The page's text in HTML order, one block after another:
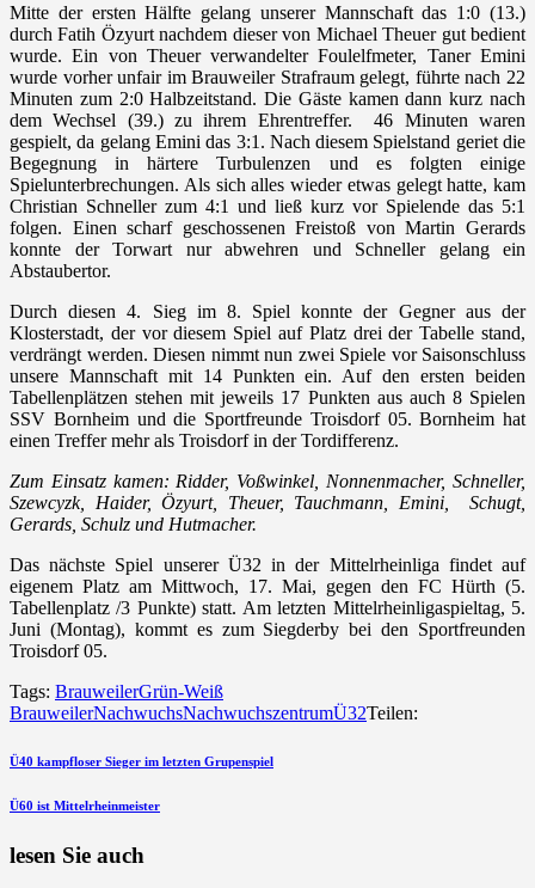
Mitte der ersten Hälfte gelang unserer Mannschaft das 1:0 (13.)
durch Fatih Özyurt nachdem dieser von Michael Theuer gut bedient
wurde. Ein von Theuer verwandelter Foulelfmeter, Taner Emini
wurde vorher unfair im Brauweiler Strafraum gelegt, führte nach 22
Minuten zum 2:0 Halbzeitstand. Die Gäste kamen dann kurz nach
dem Wechsel (39.) zu ihrem Ehrentreffer. 46 Minuten waren
gespielt, da gelang Emini das 3:1. Nach diesem Spielstand geriet die
Begegnung in härtere Turbulenzen und es folgten einige
Spielunterbrechungen. Als sich alles wieder etwas gelegt hatte, kam
Christian Schneller zum 4:1 und ließ kurz vor Spielende das 5:1
folgen. Einen scharf geschossenen Freistoß von Martin Gerards
konnte der Torwart nur abwehren und Schneller gelang ein
Abstaubertor.
Durch diesen 4. Sieg im 8. Spiel konnte der Gegner aus der
Klosterstadt, der vor diesem Spiel auf Platz drei der Tabelle stand,
verdrängt werden. Diesen nimmt nun zwei Spiele vor Saisonschluss
unsere Mannschaft mit 14 Punkten ein. Auf den ersten beiden
Tabellenplätzen stehen mit jeweils 17 Punkten aus auch 8 Spielen
SSV Bornheim und die Sportfreunde Troisdorf 05. Bornheim hat
einen Treffer mehr als Troisdorf in der Tordifferenz.
Zum Einsatz kamen: Ridder, Voßwinkel, Nonnenmacher, Schneller,
Szewcyzk, Haider, Özyurt, Theuer, Tauchmann, Emini, Schugt,
Gerards, Schulz und Hutmacher.
Das nächste Spiel unserer Ü32 in der Mittelrheinliga findet auf
eigenem Platz am Mittwoch, 17. Mai, gegen den FC Hürth (5.
Tabellenplatz /3 Punkte) statt. Am letzten Mittelrheinligaspieltag, 5.
Juni (Montag), kommt es zum Siegderby bei den Sportfreunden
Troisdorf 05.
Tags: BrauweilerGrün-Weiß
BrauweilerNachwuchsNachwuchszentrumÜ32Teilen:
Beitragsnavigation
vorherigen
Ü40 kampfloser Sieger im letzten Grupenspiel
nächsten
Ü60 ist Mittelrheinmeister
lesen Sie auch